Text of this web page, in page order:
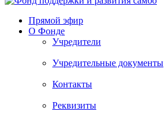
Прямой эфир
О Фонде
Учредители
Учредительные документы
Контакты
Реквизиты